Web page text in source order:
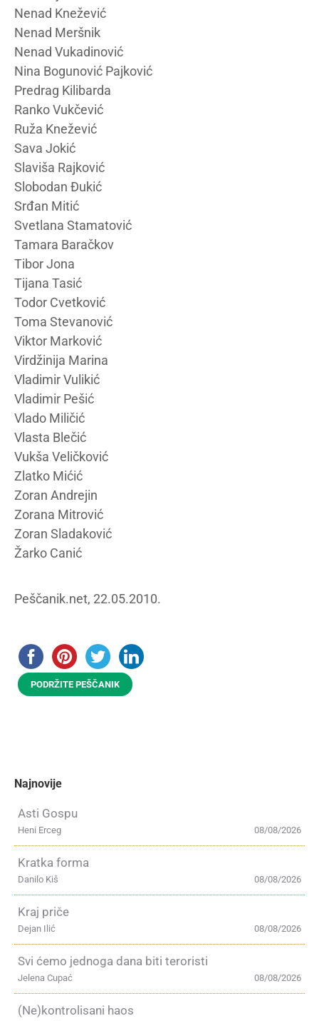
Nenad Knežević
Nenad Meršnik
Nenad Vukadinović
Nina Bogunović Pajković
Predrag Kilibarda
Ranko Vukčević
Ruža Knežević
Sava Jokić
Slaviša Rajković
Slobodan Đukić
Srđan Mitić
Svetlana Stamatović
Tamara Baračkov
Tibor Jona
Tijana Tasić
Todor Cvetković
Toma Stevanović
Viktor Marković
Virdžinija Marina
Vladimir Vulikić
Vladimir Pešić
Vlado Miličić
Vlasta Blečić
Vukša Veličković
Zlatko Mićić
Zoran Andrejin
Zorana Mitrović
Zoran Sladaković
Žarko Canić
Peščanik.net, 22.05.2010.
PODRŽITE PEŠČANIK
Najnovije
Asti Gospu
08/08/2026
Heni Erceg
Kratka forma
08/08/2026
Danilo Kiš
Kraj priče
08/08/2026
Dejan Ilić
Svi ćemo jednoga dana biti teroristi
08/08/2026
Jelena Cupać
(Ne)kontrolisani haos